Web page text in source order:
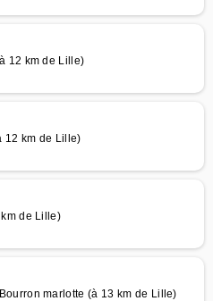
12 km de Lille)
12 km de Lille)
de Lille)
marlotte (à 13 km de Lille)